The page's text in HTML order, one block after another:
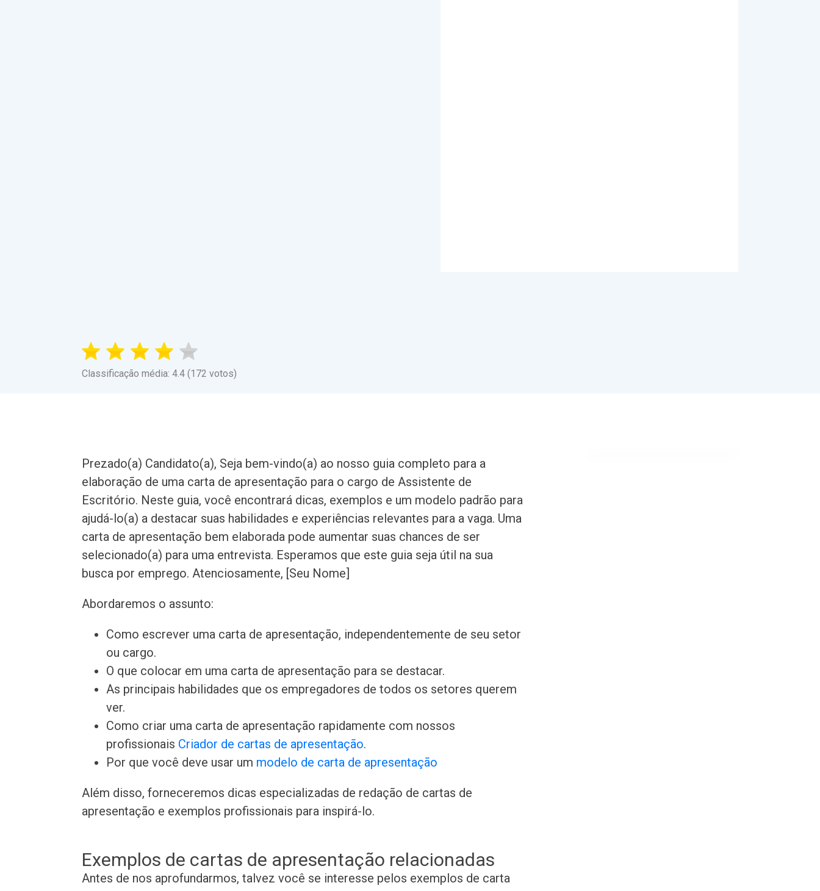
Classificação média: 4.4 (172 votos)
Prezado(a) Candidato(a), Seja bem-vindo(a) ao nosso guia completo para a
elaboração de uma carta de apresentação para o cargo de Assistente de
Escritório. Neste guia, você encontrará dicas, exemplos e um modelo padrão para
ajudá-lo(a) a destacar suas habilidades e experiências relevantes para a vaga. Uma
carta de apresentação bem elaborada pode aumentar suas chances de ser
selecionado(a) para uma entrevista. Esperamos que este guia seja útil na sua
busca por emprego. Atenciosamente, [Seu Nome]
Abordaremos o assunto:
Como escrever uma carta de apresentação, independentemente de seu setor
ou cargo.
O que colocar em uma carta de apresentação para se destacar.
As principais habilidades que os empregadores de todos os setores querem
ver.
Como criar uma carta de apresentação rapidamente com nossos
profissionais Criador de cartas de apresentação.
Por que você deve usar um modelo de carta de apresentação
Além disso, forneceremos dicas especializadas de redação de cartas de
apresentação e exemplos profissionais para inspirá-lo.
Exemplos de cartas de apresentação relacionadas
Antes de nos aprofundarmos, talvez você se interesse pelos exemplos de carta